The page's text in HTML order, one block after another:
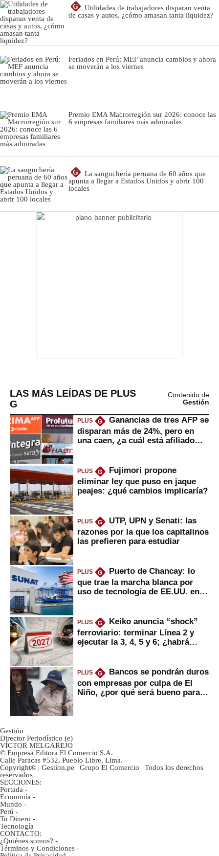
G
Utilidades de trabajadores disparan venta
de casas y autos, ¿cómo amasan tanta liquidez?
Feriados en Perú: MEF anuncia cambios y ahora
se moverán a los viernes
Premio EMA Macrorregión sur 2026: conoce las
6 empresas familiares más admiradas
G
La sanguchería peruana de 60 años que
apunta a llegar a Estados Unidos y abrir 100
locales
LAS MÁS LEÍDAS DE PLUS
G
Contenido de
Gestión
PLUS G
Ganancias de tres AFP se
disparan más de 24%, pero en
una caen, ¿a cuál está afiliado
PLUS G
Fujimori propone
eliminar ley que puso en jaque
peajes: ¿qué cambios implicaría?
PLUS G
UTP, UPN y Senati: las
razones por la que los capitalinos
las prefieren para estudiar
PLUS G
Puerto de Chancay: lo
que trae la marcha blanca por
uso de tecnología de EE.UU. en
PLUS G
Keiko anuncia “shock”
ferroviario: terminar Línea 2 y
ejecutar la 3, 4, 5 y 6; ¿habrá
PLUS G
Bancos se pondrán duros
con empresas por culpa de El
Niño, ¿por qué será bueno para
Gestión
Director Periodístico (e)
VÍCTOR MELGAREJO
© Empresa Editora El Comercio S.A.
Calle Paracas #532, Pueblo Libre, Lima.
Copyright© | Gestion.pe | Grupo El Comercio | Todos los derechos
reservados
SECCIONES:
Portada -
Economía -
Mundo -
Perú -
Tu Dinero -
Tecnología
CONTACTO:
¿Quiénes somos? -
Términos y Condiciones -